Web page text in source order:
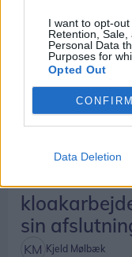
I want to opt-out
Retention,
Personal Data
Purposes for
Opted Out
CONFIRM
Data Deletion
Fem år
sin
Kjeld Mølbæk